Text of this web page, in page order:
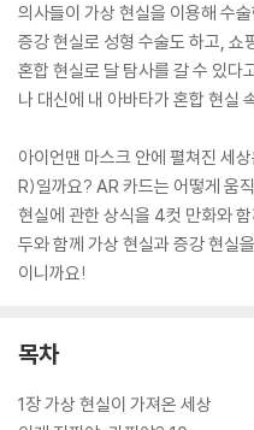
의사들이 가상 현실을 이용해 수
증강 현실로 성형 수술도 하고, 쇼
혼합 현실로 달 탐사를 갈 수 있다
나 대신에 내 아바타가 혼합 현실
아이언맨 마스크 안에 펼쳐진 세
R)일까요? AR 카드는 어떻게 움
현실에 관한 상식을 4컷 만화와
두와 함께 가상 현실과 증강 현실
이니까요!
목차
1장 가상 현실이 가져온 세상